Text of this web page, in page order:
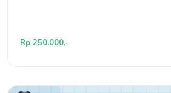
Rp 250.000,-